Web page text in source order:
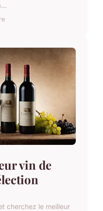
vin de
cherchez le meilleur